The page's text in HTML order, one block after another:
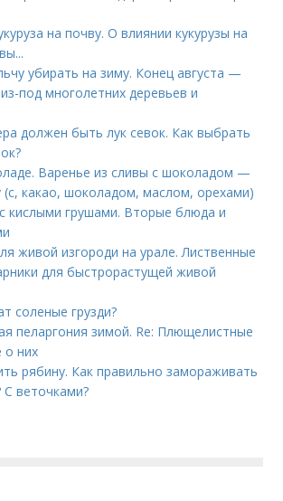
на почву. О влиянии кукурузы на
убирать на зиму. Конец августа —
под многолетних деревьев и
должен быть лук севок. Как выбрать
Варенье из сливы с шоколадом —
(с, какао, шоколадом, маслом, орехами)
кислыми грушами. Вторые блюда и
живой изгороди на урале. Лиственные
для быстрорастущей живой
соленые грузди?
пеларгония зимой. Re: Плющелистные
о них
рябину. Как правильно замораживать
С веточками?